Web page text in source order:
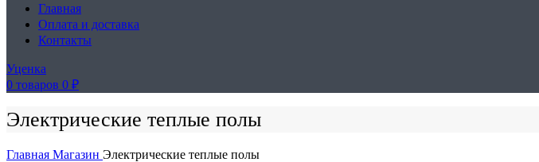
Главная
Оплата и доставка
Контакты
Уценка
0 товаров 0 ₽
Электрические теплые полы
Главная Магазин Электрические теплые полы